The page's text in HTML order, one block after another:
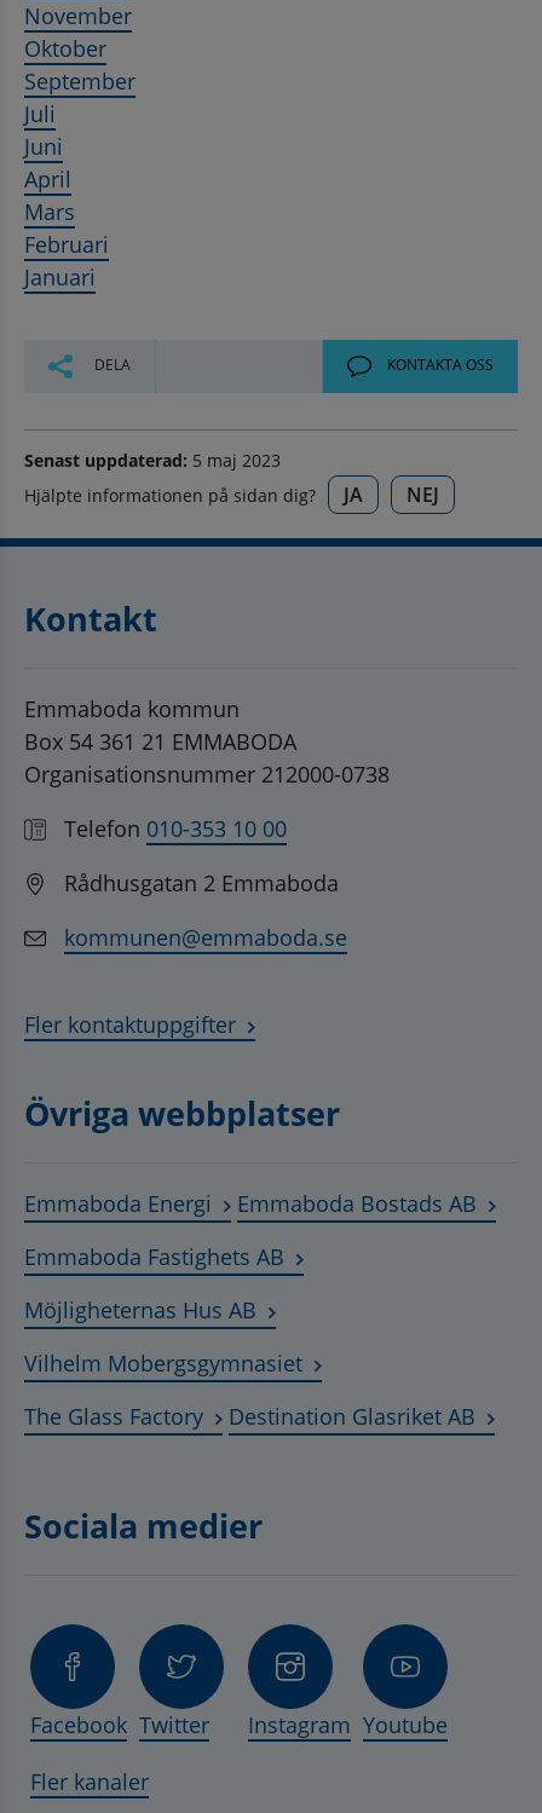
November
Oktober
September
Juli
Juni
April
Mars
Februari
Januari
DELA KONTAKTA OSS
Senast uppdaterad: 5 maj 2023
Hjälpte informationen på sidan dig?
JA NEJ
Kontakt
Emmaboda kommun
Box 54 361 21 EMMABODA
Organisationsnummer 212000-0738
Telefon 010-353 10 00
Rådhusgatan 2 Emmaboda
kommunen@emmaboda.se
Fler kontaktuppgifter
Övriga webbplatser
Emmaboda Energi Länk till annan webbplats,
Emmaboda Bostads AB
Emmaboda Fastighets AB Länk till annan
Möjligheternas Hus AB Länk till annan webbplats,
Vilhelm MobergsgymnasietLänk till annan
The Glass FactoryLänk till annan webbplats,
Destination Glasriket AB
Sociala medier
Facebook Twitter Instagram Youtube
Fler kanaler